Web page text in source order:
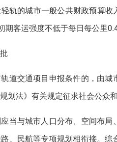
的城市一般公共财政预算收
期客运强度不低于每日每公里
通项目申报条件的，由城
划法》有关规定征求社会公众
城市人口分布、空间布局
、民航等专项规划相衔接。